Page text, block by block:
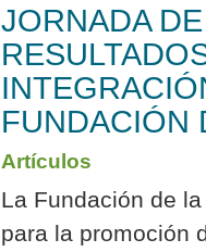
JORNADA
FUNDACIÓN
Artículos
La Fundación de
para la promoción